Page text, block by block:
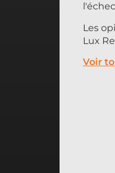
Les
Lux
Voir